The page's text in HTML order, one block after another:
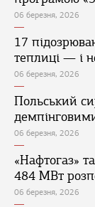
06 березня, 2026
17
теплиці — і
06 березня, 2026
Польський
06 березня, 2026
«Нафтогаз»
484 МВт
06 березня, 2026